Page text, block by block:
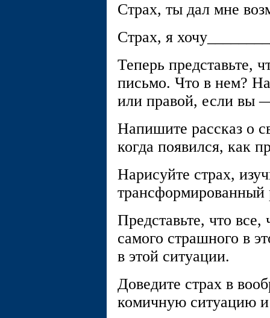
Страх, ты дал мне
Страх, я
Теперь представьте,
письмо. Что в нем?
или правой, если вы
Напишите рассказ о
когда появился, как
Нарисуйте страх,
трансформированный
Представьте, что
самого страшного в
в этой ситуации.
Доведите страх в
комичную ситуацию